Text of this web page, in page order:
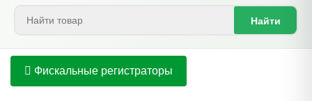
Найти
Фискальные регистраторы